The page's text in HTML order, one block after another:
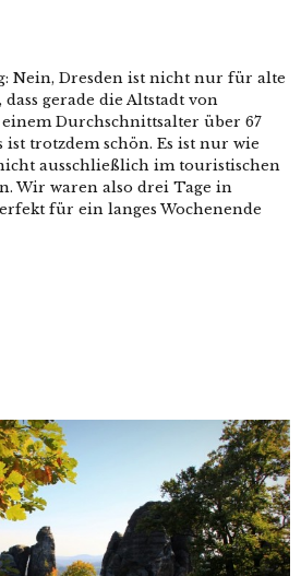
Nein, Dresden ist nicht nur für alte
gerade die Altstadt von
Durchschnittsalter über 67
trotzdem schön. Es ist nur wie
ausschließlich im touristischen
Wir waren also drei Tage in
für ein langes Wochenende